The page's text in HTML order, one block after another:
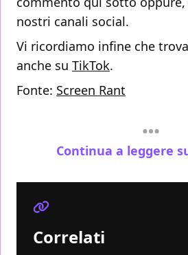
nostri canali social.
Vi ricordiamo infine che
anche su TikTok.
Fonte: Screen Rant
Continua a leggere
Correlati